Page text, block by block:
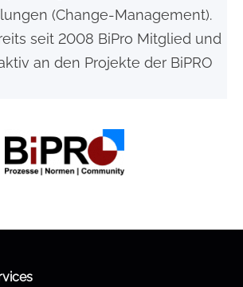
(Change-Management).
seit 2008 BiPro Mitglied und
an den Projekte der BiPRO